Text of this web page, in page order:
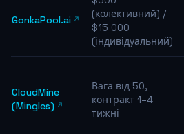
GonkaPool.ai
(колективний) /
$15 000
(індивідуальний)
CloudMine
(Mingles)
Вага від 50,
контракт 1–4
тижні